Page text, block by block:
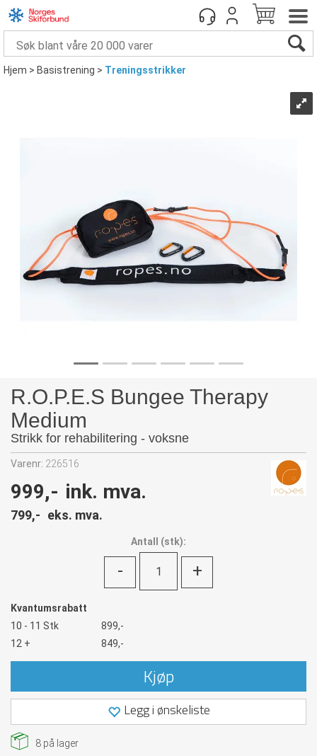
Hjem>Basistrening>Treningsstrikker
R.O.P.E.S Bungee Therapy
Medium
Strikk for rehabilitering - voksne
Varenr: 226516
999,- ink. mva.
799,- eks. mva.
Antall (stk):
- +
Kvantumsrabatt
10 - 11 Stk
899,-
12 +
849,-
Kjøp
Legg i ønskeliste
8 på lager